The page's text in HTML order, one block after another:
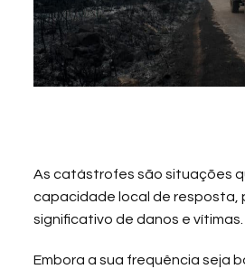
As catástrofes são situações
capacidade local de resposta,
significativo de danos e vítimas.
Embora a sua frequência seja